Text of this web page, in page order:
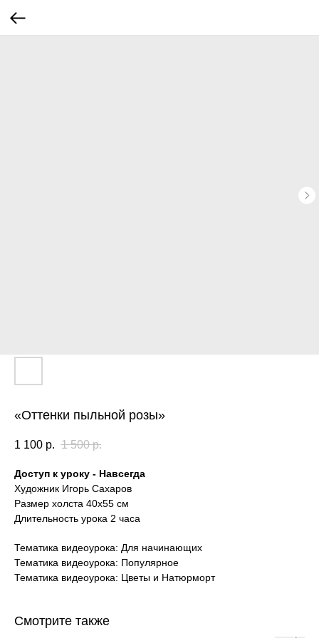
«Оттенки пыльной розы»
1 100 р. 1 500 р.
Доступ к уроку - Навсегда
Художник Игорь Сахаров
Размер холста 40х55 см
Длительность урока 2 часа
Тематика видеоурока: Для начинающих
Тематика видеоурока: Популярное
Тематика видеоурока: Цветы и Натюрморт
Смотрите также